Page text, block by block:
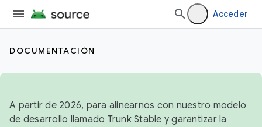
Acceder
DOCUMENTACIÓN
A partir de 2026, para alinearnos con nuestro modelo
de desarrollo llamado Trunk Stable y garantizar la